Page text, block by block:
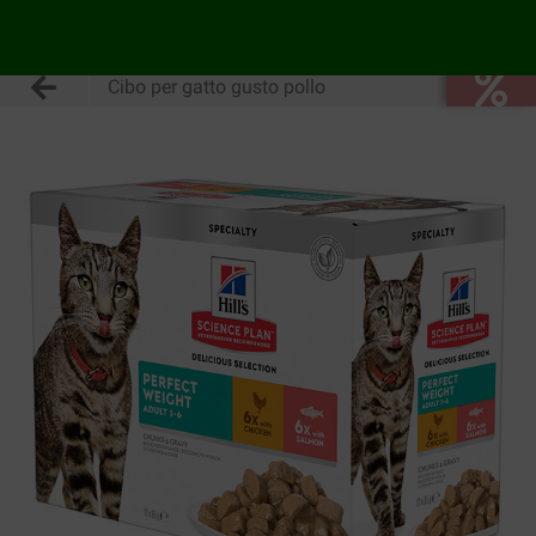
Cibo per gatto gusto pollo